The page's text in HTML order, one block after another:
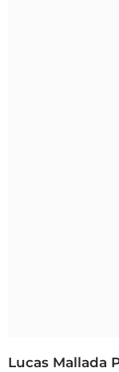
Lucas Mallada